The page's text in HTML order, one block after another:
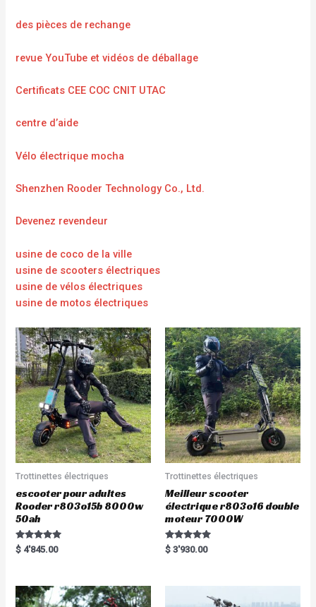
des pièces de rechange
revue YouTube et vidéos de déballage
Certificats CEE COC CNIT UTAC
centre d’aide
Vélo électrique mocha
Shenzhen Rooder Technology Co., Ltd.
Devenez revendeur
usine de coco de la ville
usine de scooters électriques
usine de vélos électriques
usine de motos électriques
Trottinettes électriques
escooter pour adultes
Rooder r803o15b 8000w
50ah
Rated
5.00
$ 4'845.00
Trottinettes électriques
Meilleur scooter
électrique r803o16 double
moteur 7000W
Rated
5.00
$ 3'930.00